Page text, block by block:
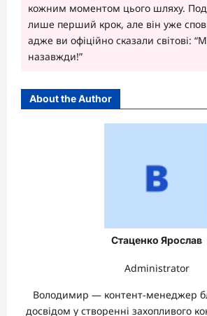
кожним моментом цього шляху.
лише перший крок, але він уже
адже ви офіційно сказали світові:
назавжди!”
About the Author
Стаценко Ярослав
Administrator
Володимир — контент-менеджер
досвідом у створенні захопливого